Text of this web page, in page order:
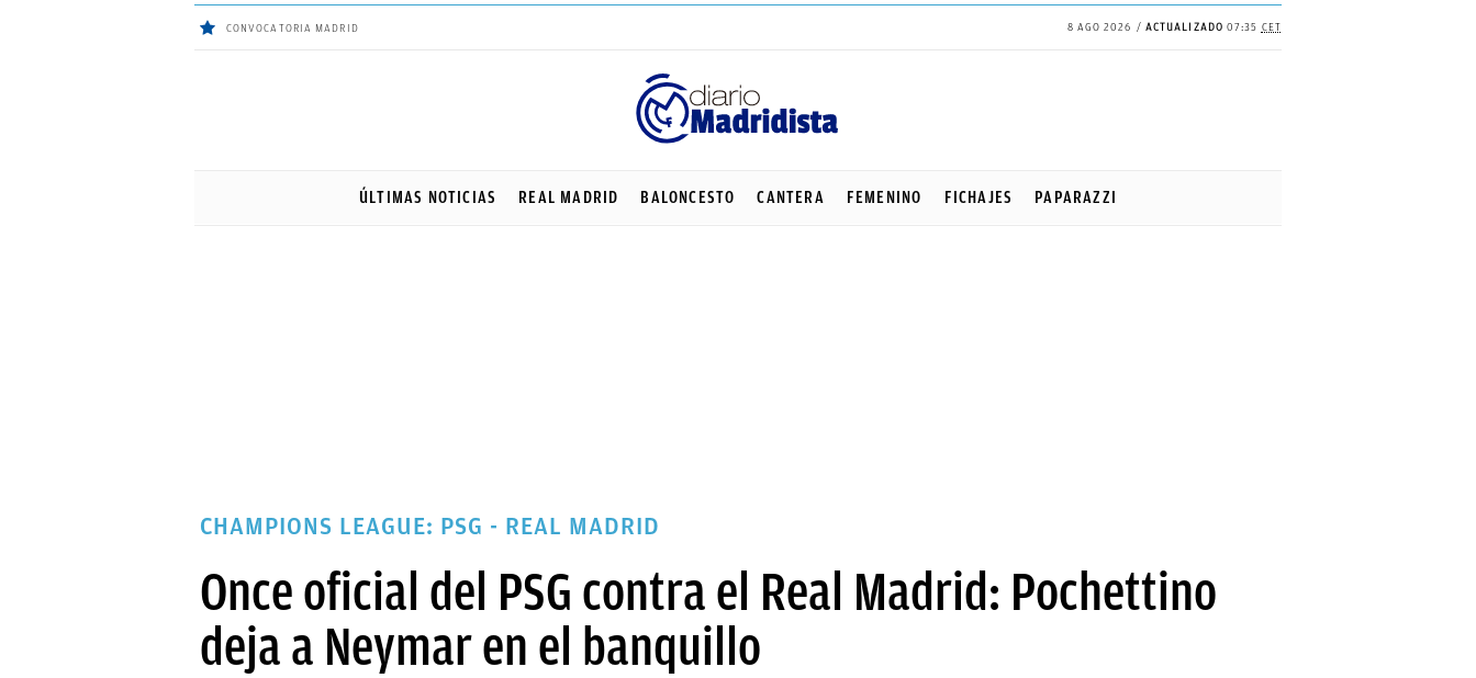
CONVOCATORIA MADRID 8 AGO 2026 ACTUALIZADO 07:35 CET
ÚLTIMAS NOTICIAS REAL MADRID BALONCESTO CANTERA FEMENINO FICHAJES PAPARAZZI
CHAMPIONS LEAGUE: PSG - REAL MADRID
Once oficial del PSG contra el Real Madrid: Pochettino
deja a Neymar en el banquillo